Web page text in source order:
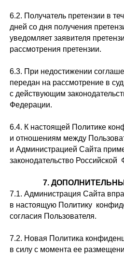
6.2. Получатель претензии в
дней со дня получения
уведомляет заявителя
рассмотрения претензии.
6.3. При недостижении
передан на рассмотрение в
с действующим
Федерации.
6.4. К настоящей Политике
и отношениям между
и Администрацией Сайта
законодательство Российской
7.
7.1. Администрация Сайта
в настоящую Политику
согласия Пользователя.
7.2. Новая Политика
в силу с момента ее